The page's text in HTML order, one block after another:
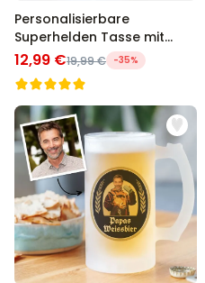
Personalisierbare
Superhelden Tasse mit
Gesicht
12,99 €19,99 € -35%